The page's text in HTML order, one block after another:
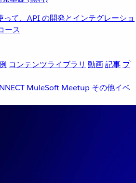
て、API の開発とインテグレーショ
ース
コンテンツライブラリ 動画記事 プ
MuleSoft Meetup その他イベ